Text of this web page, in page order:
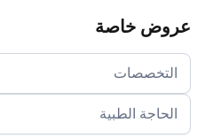
عروض خاصة
التخصصات
الحاجة الطبية